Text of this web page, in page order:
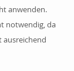
anwenden.
notwendig, da
ausreichend